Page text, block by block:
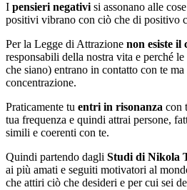
I pensieri negativisi assonano alle
positivi vibrano con ciò che di positivo
Per la Legge di Attrazione non esiste il
responsabili della nostra vita e perché
che siano) entrano in contatto con te
concentrazione.
Praticamente tu entri in risonanza con
tua frequenza e quindi attrai persone,
simili e coerenti con te.
Quindi partendo dagli Studi di Nikola
ai più amati e seguiti motivatori al
che attiri ciò che desideri e per cui sei